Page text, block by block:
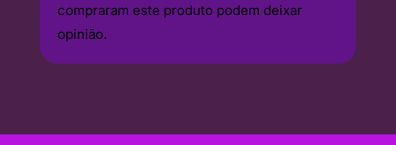
compraram este produto podem deixar
opinião.